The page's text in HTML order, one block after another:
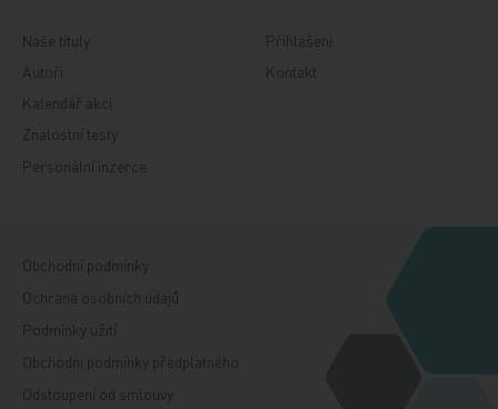
Naše tituly
Autoři
Kalendář akcí
Znalostní testy
Personální inzerce
Přihlášení
Kontakt
Obchodní podmínky
Ochrana osobních údajů
Podmínky užití
Obchodní podmínky předplatného
Odstoupení od smlouvy